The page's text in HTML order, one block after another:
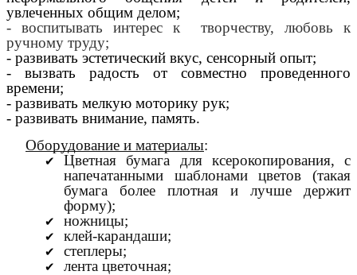
увлеченных общим делом;
- воспитывать интерес к творчеству, любовь к
ручному труду;
- развивать эстетический вкус, сенсорный опыт;
- вызвать радость от совместно проведенного
времени;
- развивать мелкую моторику рук;
- развивать внимание, память.
Оборудование и материалы:
Цветная бумага для ксерокопирования, с
напечатанными шаблонами цветов (такая
бумага более плотная и лучше держит
форму);
ножницы;
клей-карандаши;
степлеры;
лента цветочная;